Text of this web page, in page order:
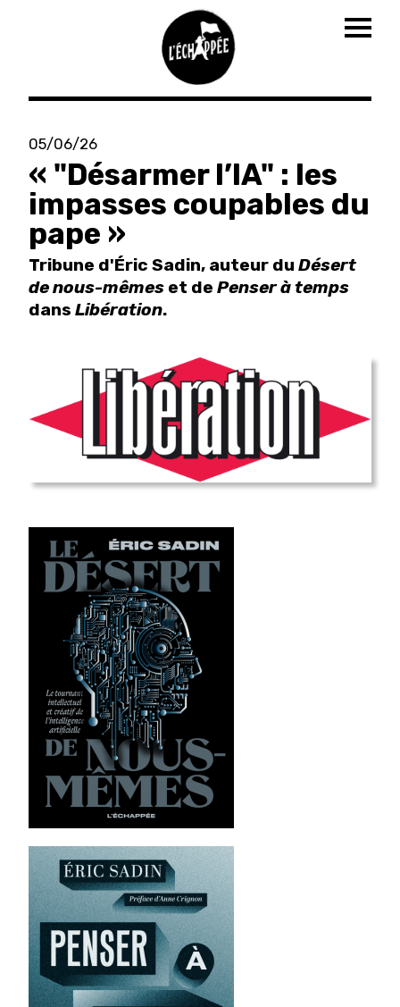
Aller
contenu
principal
05/06/26
« "Désarmer l’IA" : les
impasses coupables du
pape »
Tribune d'Éric Sadin, auteur du Désert
de nous-mêmes et de Penser à temps
dans Libération.